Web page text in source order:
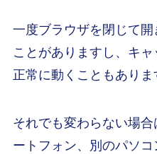
一度ブラウザを閉じて
ことがありますし、キ
正常に動くこともありま
それでも変わらない場
ートフォン、別のパソコ